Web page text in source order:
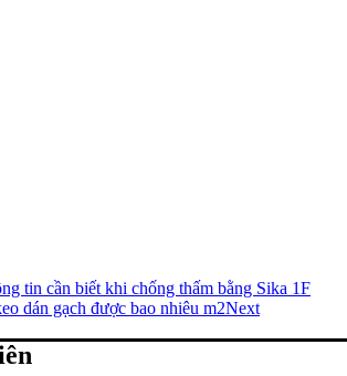
tin cần biết khi chống thấm bằng Sika 1F
dán gạch được bao nhiêu m2Next